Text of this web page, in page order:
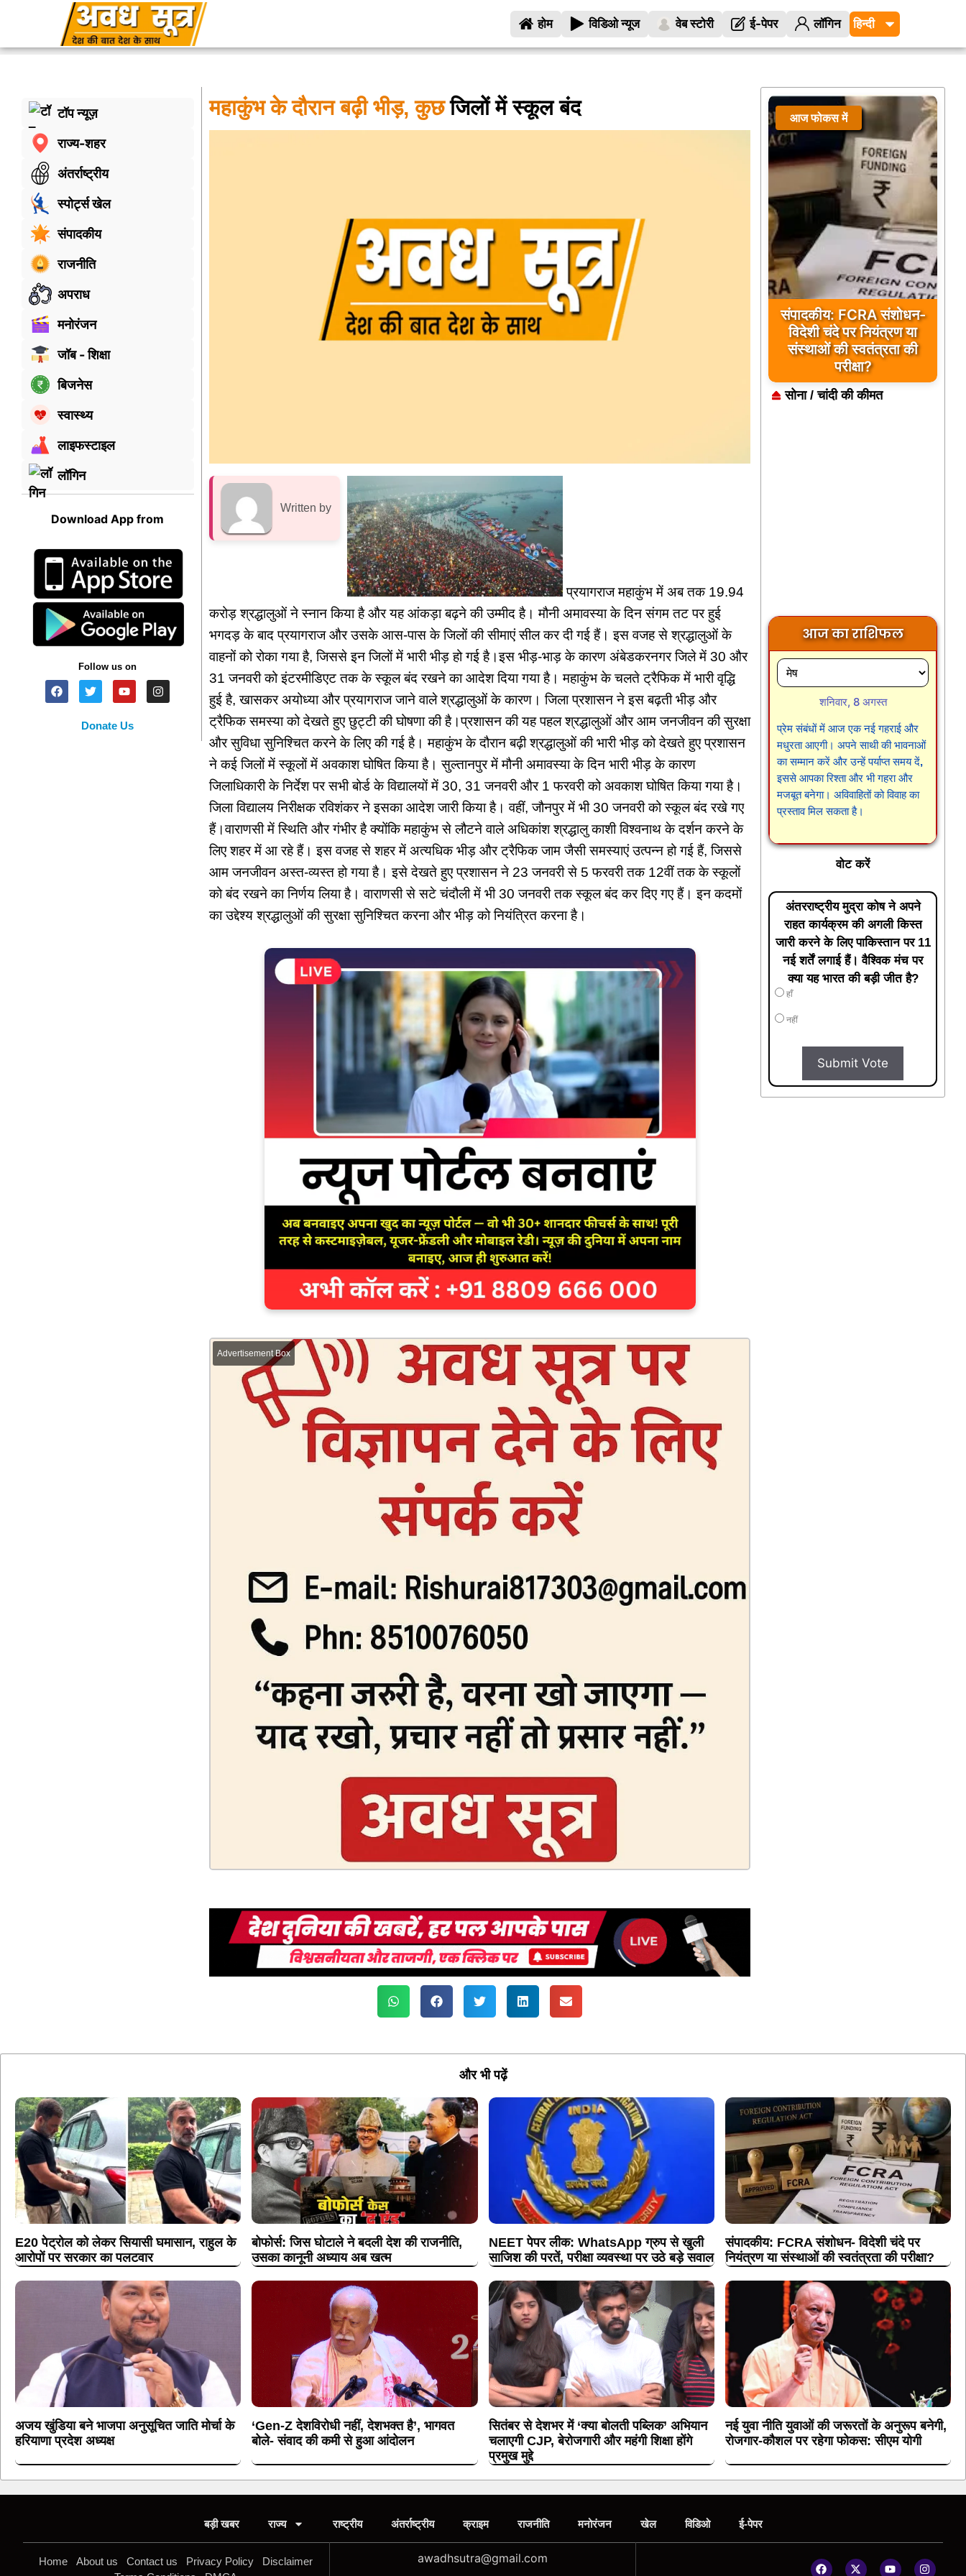
होम विडिओ न्यूज वेब स्टोरी ई-पेपर लॉगिन
टॉप न्यूज़
राज्य-शहर
अंतर्राष्ट्रीय
स्पोर्ट्स खेल
संपादकीय
राजनीति
अपराध
मनोरंजन
जॉब - शिक्षा
बिजनेस
स्वास्थ्य
लाइफस्टाइल
लॉगिन
Download App from
Follow us on
Donate Us
महाकुंभ के दौरान बढ़ी भीड़, कुछजिलों में स्कूल बंद
Written by
प्रयागराज महाकुंभ में अब तक 19.94
करोड़ श्रद्धालुओं ने स्नान किया है और यह आंकड़ा बढ़ने की उम्मीद है। मौनी अमावस्या के दिन संगम तट पर हुई
भगदड़ के बाद प्रयागराज और उसके आस-पास के जिलों की सीमाएं सील कर दी गई हैं। इस वजह से श्रद्धालुओं के
वाहनों को रोका गया है, जिससे इन जिलों में भारी भीड़ हो गई है।इस भीड़-भाड़ के कारण अंबेडकरनगर जिले में 30 और
31 जनवरी को इंटरमीडिएट तक के स्कूल बंद रखने का आदेश दिया गया है। महाकुंभ के चलते ट्रैफिक में भारी वृद्धि
हुई है, खासकर अयोध्या और प्रयागराज जाने वाले श्रद्धालुओं के कारण। जिला प्रशासन ने इस बढ़ती भीड़ और
ट्रैफिक समस्या को देखते हुए छुट्टी की घोषणा की है।प्रशासन की यह पहल श्रद्धालुओं और आम जनजीवन की सुरक्षा
और सुविधा सुनिश्चित करने के लिए की गई है। महाकुंभ के दौरान बढ़ी श्रद्धालुओं की भारी भीड़ को देखते हुए प्रशासन
ने कई जिलों में स्कूलों में अवकाश घोषित किया है। सुल्तानपुर में मौनी अमावस्या के दिन भारी भीड़ के कारण
जिलाधिकारी के निर्देश पर सभी बोर्ड के विद्यालयों में 30, 31 जनवरी और 1 फरवरी को अवकाश घोषित किया गया है।
जिला विद्यालय निरीक्षक रविशंकर ने इसका आदेश जारी किया है। वहीं, जौनपुर में भी 30 जनवरी को स्कूल बंद रखे गए
हैं।वाराणसी में स्थिति और गंभीर है क्योंकि महाकुंभ से लौटने वाले अधिकांश श्रद्धालु काशी विश्वनाथ के दर्शन करने के
लिए शहर में आ रहे हैं। इस वजह से शहर में अत्यधिक भीड़ और ट्रैफिक जाम जैसी समस्याएं उत्पन्न हो गई हैं, जिससे
आम जनजीवन अस्त-व्यस्त हो गया है। इसे देखते हुए प्रशासन ने 23 जनवरी से 5 फरवरी तक 12वीं तक के स्कूलों
को बंद रखने का निर्णय लिया है। वाराणसी से सटे चंदौली में भी 30 जनवरी तक स्कूल बंद कर दिए गए हैं। इन कदमों
का उद्देश्य श्रद्धालुओं की सुरक्षा सुनिश्चित करना और भीड़ को नियंत्रित करना है।
Advertisement Box
आज फोकस में
संपादकीय: FCRA संशोधन-
विदेशी चंदे पर नियंत्रण या
संस्थाओं की स्वतंत्रता की
परीक्षा?
सोना / चांदी की कीमत
आज का राशिफल
शनिवार, 8 अगस्त
प्रेम संबंधों में आज एक नई गहराई और
मधुरता आएगी। अपने साथी की भावनाओं
का सम्मान करें और उन्हें पर्याप्त समय दें,
इससे आपका रिश्ता और भी गहरा और
मजबूत बनेगा। अविवाहितों को विवाह का
प्रस्ताव मिल सकता है।
वोट करें
अंतरराष्ट्रीय मुद्रा कोष ने अपने
राहत कार्यक्रम की अगली किस्त
जारी करने के लिए पाकिस्तान पर 11
नई शर्तें लगाई हैं। वैश्विक मंच पर
क्या यह भारत की बड़ी जीत है?
हाँ
नहीं
Submit Vote
और भी पढ़ें
E20 पेट्रोल को लेकर सियासी घमासान, राहुल के
आरोपों पर सरकार का पलटवार
बोफोर्स: जिस घोटाले ने बदली देश की राजनीति,
उसका कानूनी अध्याय अब खत्म
NEET पेपर लीक: WhatsApp ग्रुप से खुली
साजिश की परतें, परीक्षा व्यवस्था पर उठे बड़े सवाल
संपादकीय: FCRA संशोधन- विदेशी चंदे पर
नियंत्रण या संस्थाओं की स्वतंत्रता की परीक्षा?
अजय खुंडिया बने भाजपा अनुसूचित जाति मोर्चा के
हरियाणा प्रदेश अध्यक्ष
‘Gen-Z देशविरोधी नहीं, देशभक्त है’, भागवत
बोले- संवाद की कमी से हुआ आंदोलन
सितंबर से देशभर में ‘क्या बोलती पब्लिक’ अभियान
चलाएगी CJP, बेरोजगारी और महंगी शिक्षा होंगे
प्रमुख मुद्दे
नई युवा नीति युवाओं की जरूरतों के अनुरूप बनेगी,
रोजगार-कौशल पर रहेगा फोकस: सीएम योगी
बड़ी खबर राज्य राष्ट्रीय अंतर्राष्ट्रीय क्राइम राजनीति मनोरंजन खेल विडिओ ई-पेपर
Home About us Contact us Privacy Policy
Disclaimer
awadhsutra@gmail.com